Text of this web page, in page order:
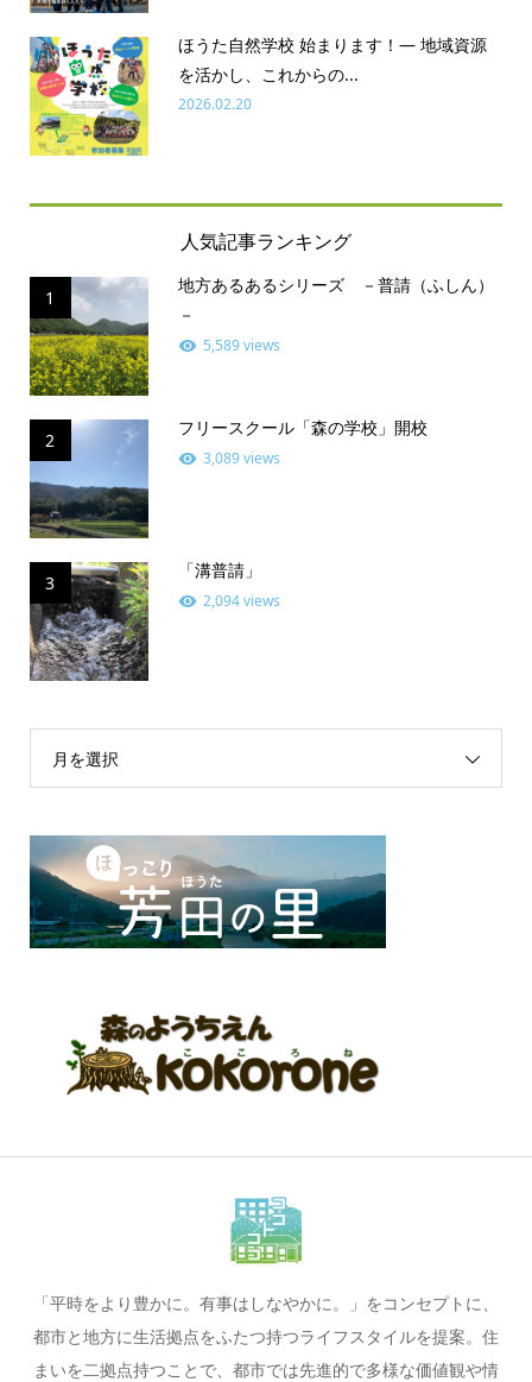
ほうた自然学校 始まります！― 地域資源
を活かし、これからの...
2026.02.20
人気記事ランキング
1
地方あるあるシリーズ －普請（ふしん）
－
5,589 views
2
フリースクール「森の学校」開校
3,089 views
3
「溝普請」
2,094 views
月を選択
「平時をより豊かに。有事はしなやかに。」をコンセプトに、
都市と地方に生活拠点をふたつ持つライフスタイルを提案。住
まいを二拠点持つことで、都市では先進的で多様な価値観や情